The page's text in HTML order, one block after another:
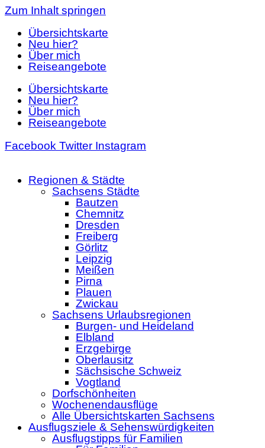
Zum Inhalt springen
Übersichtskarte
Neu hier?
Über mich
Reiseangebote
Übersichtskarte
Neu hier?
Über mich
Reiseangebote
Facebook Twitter Instagram
Regionen & Städte
Sachsens Städte
Bautzen
Chemnitz
Dresden
Freiberg
Görlitz
Leipzig
Meißen
Pirna
Plauen
Zwickau
Sachsens Urlaubsregionen
Burgen- und Heideland
Elbland
Erzgebirge
Oberlausitz
Sächsische Schweiz
Vogtland
Dorfschönheiten
Wochenendausflüge
Alle Übersichtskarten Sachsens
Ausflugsziele & Sehenswürdigkeiten
Ausflugstipps für Familien